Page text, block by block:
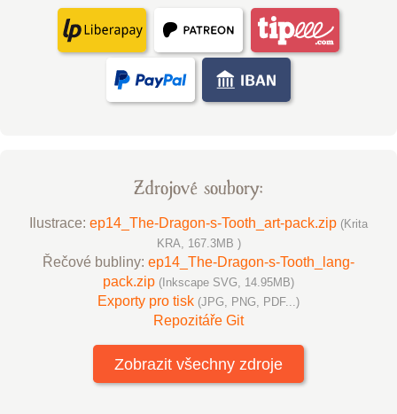
Zdrojové soubory:
Ilustrace: ep14_The-Dragon-s-Tooth_art-pack.zip (Krita
KRA, 167.3MB )
Řečové bubliny: ep14_The-Dragon-s-Tooth_lang-
pack.zip (Inkscape SVG, 14.95MB)
Exporty pro tisk (JPG, PNG, PDF...)
Repozitáře Git
Zobrazit všechny zdroje